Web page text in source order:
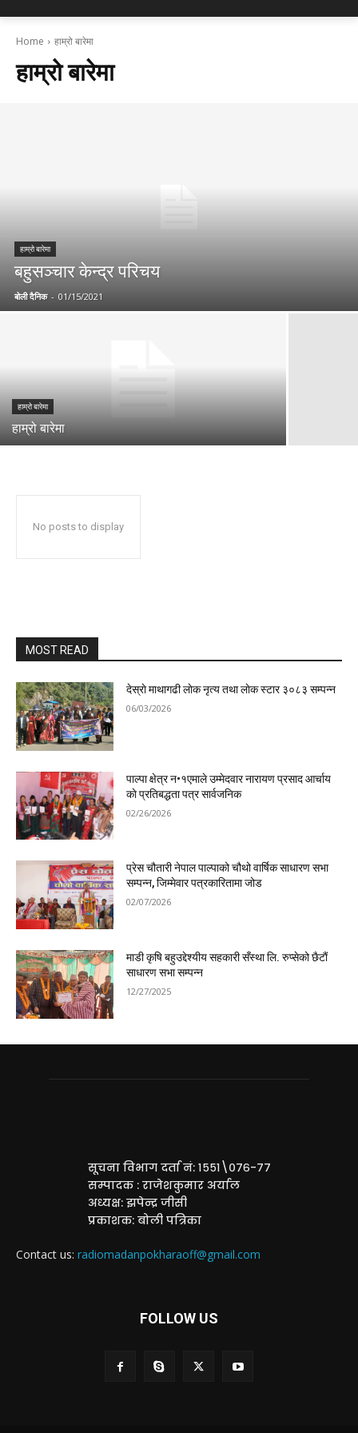
Home हाम्रो बारेमा
हाम्रो बारेमा
हाम्रो बारेमा
बहुसञ्चार केन्द्र परिचय
बोली दैनिक - 01/15/2021
हाम्रो बारेमा
हाम्रो बारेमा
No posts to display
MOST READ
देस्राे माथागढी लाेक नृत्य तथा लाेक स्टार ३०८३ सम्पन्न
06/03/2026
पाल्पा क्षेत्र न•१एमाले उम्मेदवार नारायण प्रसाद आर्चाय
काे प्रतिबद्धता पत्र सार्वजनिक
02/26/2026
प्रेस चौतारी नेपाल पाल्पाको चौथो वार्षिक साधारण सभा
सम्पन्न, जिम्मेवार पत्रकारितामा जोड
02/07/2026
माडी कृषि बहुउद्देश्यीय सहकारी सँस्था लि. रुप्सेको छैटाैं
साधारण सभा सम्पन्न
12/27/2025
सूचना विभाग दर्ता नं: १५५१\०७६-७७
सम्पादक : राजेशकुमार अर्याल
अध्यक्ष: झपेन्द्र जीसी
प्रकाशक: बोली पत्रिका
Contact us: radiomadanpokharaoff@gmail.com
FOLLOW US